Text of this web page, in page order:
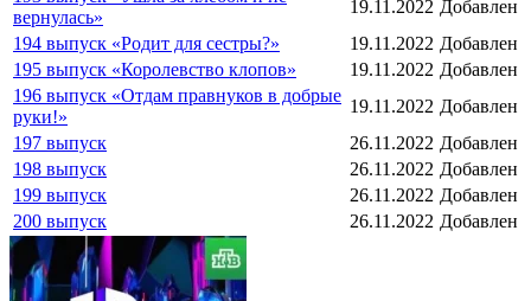
вернулась»
19.11.2022 Добавлен
194 выпуск «Родит для сестры?»
19.11.2022 Добавлен
195 выпуск «Королевство клопов»
19.11.2022 Добавлен
196 выпуск «Отдам правнуков в добрые
руки!»
19.11.2022 Добавлен
197 выпуск
26.11.2022 Добавлен
198 выпуск
26.11.2022 Добавлен
199 выпуск
26.11.2022 Добавлен
200 выпуск
26.11.2022 Добавлен